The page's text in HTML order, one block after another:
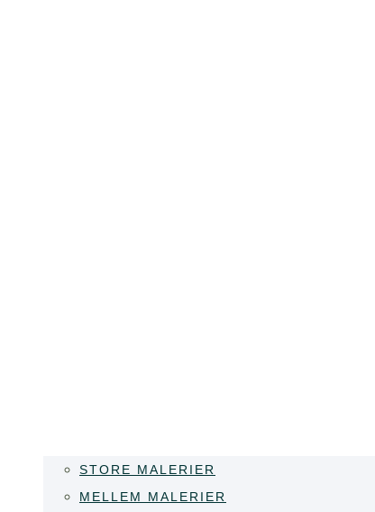
STORE MALERIER
MELLEM MALERIER